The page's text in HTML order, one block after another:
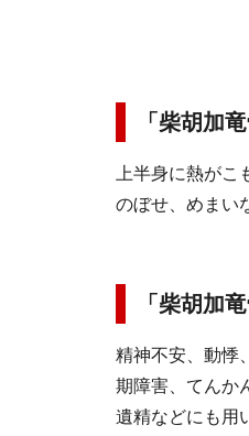
「柴胡加
上半身に熱が
のぼせ、めまい
「柴胡加
精神不安、動悸
期障害、てんか
遺精などにも用